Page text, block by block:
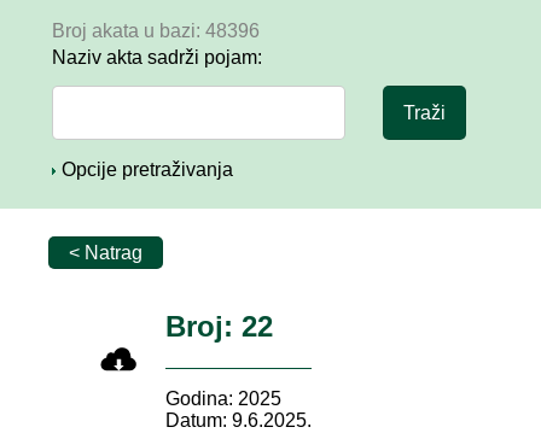
Broj akata u bazi: 48396
Naziv akta sadrži pojam:
Opcije pretraživanja
< Natrag
Broj: 22
Godina: 2025
Datum: 9.6.2025.